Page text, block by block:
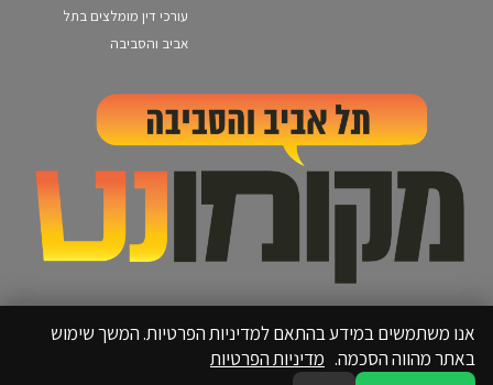
עורכי דין מומלצים בתל
אביב והסביבה
אנו משתמשים במידע בהתאם למדיניות הפרטיות. המשך שימוש
באתר מהווה הסכמה. מדיניות הפרטיות